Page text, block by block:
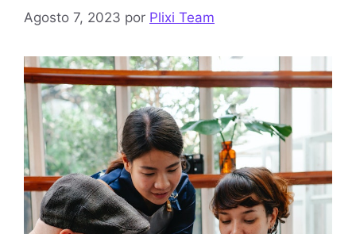
Agosto 7, 2023 por Plixi Team